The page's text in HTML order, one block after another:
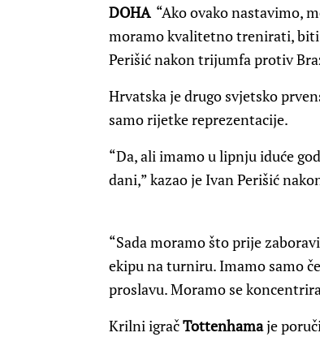
DOHA “Ako ovako nastavimo,
moramo kvalitetno trenirati,
Perišić nakon trijumfa protiv
Hrvatska je drugo svjetsko
samo rijetke reprezentacije.
“Da, ali imamo u lipnju iduće
dani,” kazao je Ivan Perišić
“Sada moramo što prije
ekipu na turniru. Imamo samo
proslavu. Moramo se
Krilni igračTottenhamaje